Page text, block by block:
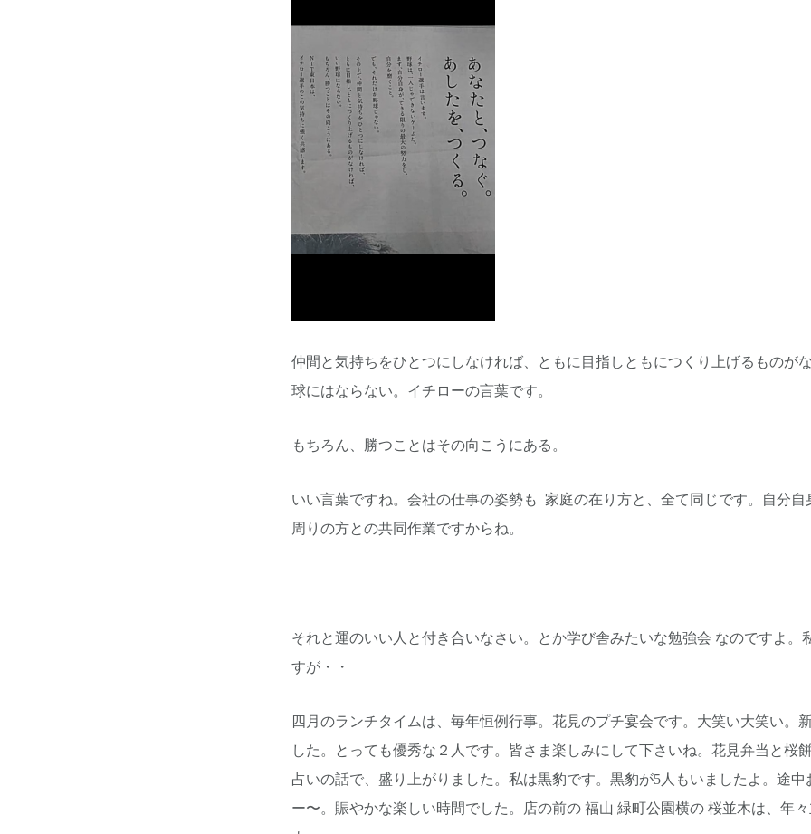
仲間と気持ちをひとつにしなければ、ともに目指しともにつくり上げるものが
球にはならない。イチローの言葉です。
もちろん、勝つことはその向こうにある。
いい言葉ですね。会社の仕事の姿勢も 家庭の在り方と、全て同じです。自分自
周りの方との共同作業ですからね。
それと運のいい人と付き合いなさい。とか学び舎みたいな勉強会 なのですよ。
すが・・
四月のランチタイムは、毎年恒例行事。花見のプチ宴会です。大笑い大笑い。
した。とっても優秀な２人です。皆さま楽しみにして下さいね。花見弁当と桜
占いの話で、盛り上がりました。私は黒豹です。黒豹が5人もいましたよ。途中
ー〜。賑やかな楽しい時間でした。店の前の 福山 緑町公園横の 桜並木は、年